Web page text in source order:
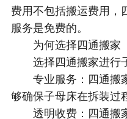
费用不包括搬运费用，
服务是免费的。
为何选择四通搬家
选择四通搬家进行
专业服务：四通搬
够确保子母床在拆装过
透明收费：四通搬